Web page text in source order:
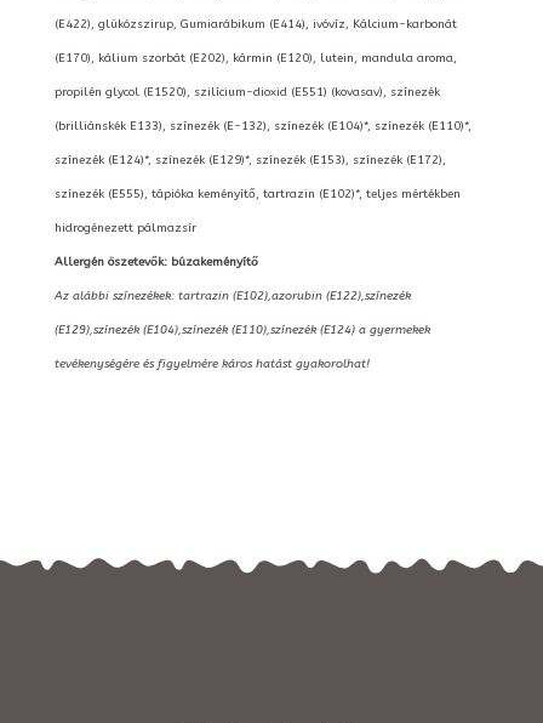
(E422), glükózszirup, Gumiarábikum (E414), ivóvíz, Kálcium-karbonát
(E170), kálium szorbát (E202), kármin (E120), lutein, mandula aroma,
propilén glycol (E1520), szilícium-dioxid (E551) (kovasav), színezék
(brilliánskék E133), színezék (E-132), színezék (E104)*, színezék (E110)*,
színezék (E124)*, színezék (E129)*, színezék (E153), színezék (E172),
színezék (E555), tápióka keményítő, tartrazin (E102)*, teljes mértékben
hidrogénezett pálmazsír
Allergén öszetevők: búzakeményítő
Az alábbi színezékek: tartrazin (E102),azorubin (E122),színezék
(E129),színezék (E104),színezék (E110),színezék (E124) a gyermekek
tevékenységére és figyelmére káros hatást gyakorolhat!